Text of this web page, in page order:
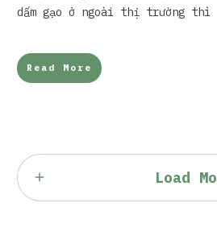
dấm gạo ở ngoài thị trường thì
Read More
Load